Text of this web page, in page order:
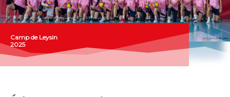
Camp de Leysin
2025